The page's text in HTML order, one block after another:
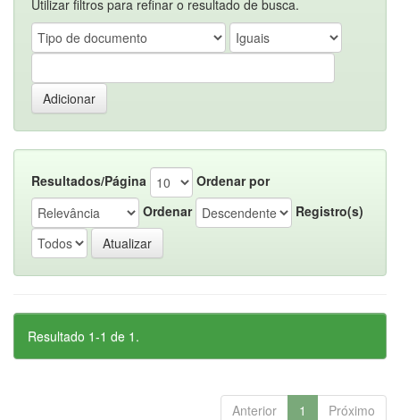
Utilizar filtros para refinar o resultado de busca.
Resultados/Página
Ordenar por
Ordenar
Registro(s)
Resultado 1-1 de 1.
Anterior 1 Próximo